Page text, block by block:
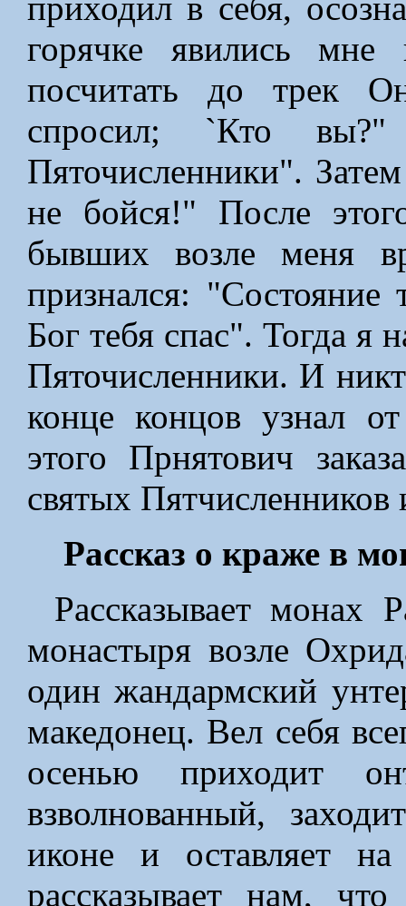
горячке явились
посчитать до трек
спросил; `Кто
Пяточисленники".
не бойся!" После
бывших возле меня
признался:
Бог тебя спас". Тогда я
Пяточисленники. И
конце концов узнал
этого Прнятович
святых
Рассказ о краже в
Рассказывает монах
монастыря возле
один жандармский
македонец. Вел себя
осенью приходит
взволнованный,
иконе и оставляет
рассказывает нам,